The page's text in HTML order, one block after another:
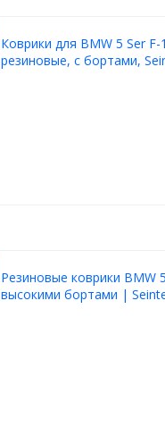
Коврики для BMW 5 Ser
резиновые, с бортами,
Резиновые коврики BMW
высокими бортами |